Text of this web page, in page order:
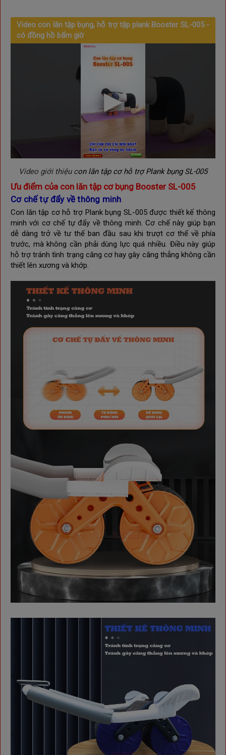
Video con lăn tập bụng, hỗ trợ tập plank Booster SL-005 -
có đồng hồ bấm giờ
Video giới thiệu con lăn tập cơ hỗ trợ Plank bụngSL-005
Ưu điểm của con lăn tập cơ bụng Booster SL-005
Cơ chế tự đẩy về thông minh
Con lăn tập cơ hỗ trợ Plank bụng SL-005 được thiết kế thông
minh với cơ chế tự đẩy về thông minh.Cơ chế này giúp bạn
dễ dàng trở về tư thế ban đầu sau khi trượt cơ thể về phía
trước, mà không cần phải dùng lực quá nhiều. Điều này giúp
hỗ trợ tránh tình trạng căng cơ hay gây căng thẳng không cần
thiết lên xương và khớp.